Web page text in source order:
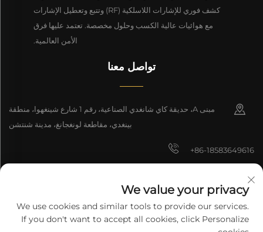
كشف فوري للإشارات اللاسلكية (RF) وتتبع وتعطيل الإشارات
مع هوائيات عالية الكسب وحلول مخصصة. تعتمد عليها فرق
الأمن العالمية.
تواصل معنا
مبنى A، حديقة كاي شانغدي الصناعية، رقم 1 شارع شينغهوا، منطقة
بينغدي، مقاطعة لونغجانغ، مدينة شنتشن
+86-18583649616
8618165761396
We value your privacy
We use cookies and similar tools to provide our services.
If you don't want to accept all cookies, click Personalize